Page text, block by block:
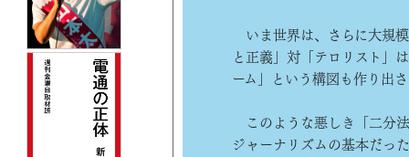
いま世界は、さらに大規
と正義」対「テロリスト」
ーム」という構図も作り出
このような悪しき「二分
ジャーナリズムの基本だっ